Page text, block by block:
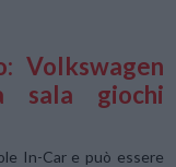
Volkswagen
sala giochi
In-Car e può essere